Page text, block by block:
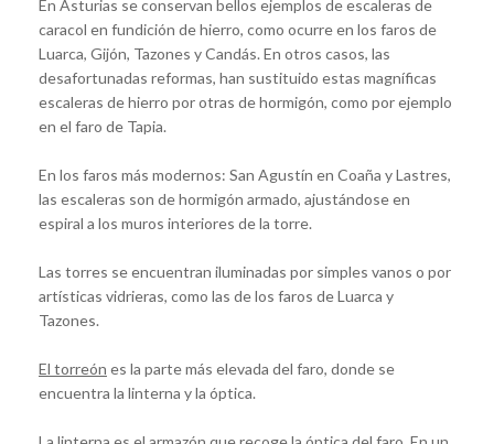
En Asturias se conservan bellos ejemplos de escaleras de
caracol en fundición de hierro, como ocurre en los faros de
Luarca, Gijón, Tazones y Candás. En otros casos, las
desafortunadas reformas, han sustituido estas magníficas
escaleras de hierro por otras de hormigón, como por ejemplo
en el faro de Tapia.
En los faros más modernos: San Agustín en Coaña y Lastres,
las escaleras son de hormigón armado, ajustándose en
espiral a los muros interiores de la torre.
Las torres se encuentran iluminadas por simples vanos o por
artísticas vidrieras, como las de los faros de Luarca y
Tazones.
El torreón es la parte más elevada del faro, donde se
encuentra la linterna y la óptica.